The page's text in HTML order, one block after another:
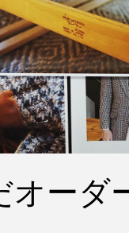
オーダ